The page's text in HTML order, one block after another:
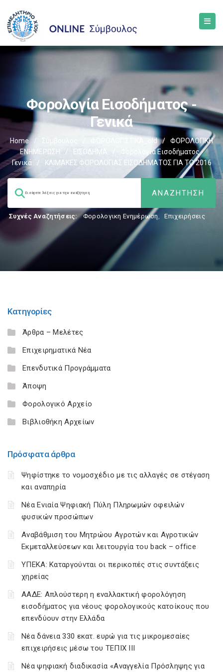
Φορολογία Εισοδήματος -
Γενικά
Home / Σύμβουλος ΦΟΡΟΛΟΓΙΣΤΙΚΑ_old /
ΦΟΡΟΛΟΓΙΚΗ
ΕΝΗΜΕΡΩΣΗ
/ ΕΙΣΟΔΗΜΑ /
Φορολογία Εισοδήματος -
Γενικά
/ ΚΛΙΜΑΚΕΣ ΦΟΡΟΛΟΓΙΑΣ ΕΙΣΟΔΗΜΑΤΟΣ ΓΙΑ ΤΟ 2016
Συχνές Αναζητήσεις: Φορολογικη Ενημέρωση, Επιχειρήσεις
Κατηγορίες
Άρθρα – Μελέτες
Επιχειρηματικά Νέα
Επενδυτικά Προγράμματα
Άποψη
Φορολογικό Αρχείο
Βιβλιοθήκη Αρχείων
Πρόσφατα άρθρα
Ψηφίστηκε το νομοσχέδιο με τις αλλαγές σε στέγαση
και αναπηρία
Νέα Ενιαία Ψηφιακή Πύλη Πληρωμών οφειλών
φυσικών προσώπων
Αναβάθμιση του Μητρώου Αγροτών και Αγροτικών
Εκμεταλλεύσεων και λειτουργία του back – office
ΥΠΕΚΑ: Καταργούνται οι περικοπές στις συντάξεις
χηρείας
ΑΑΔΕ: Απλούστερη η εναλλακτική φορολόγηση
εισοδήματος για νέους φορολογικούς κατοίκους που
επενδύουν στην Ελλάδα
Νέα δάνεια 330 εκατ. ευρώ για τις μικρομεσαίες
επιχειρήσεις μέσω του ΤΕΠΙΧ ΙΙΙ
Νέα ψηφιακή διαδικασία «Αναγγελία Πρόσληψης για